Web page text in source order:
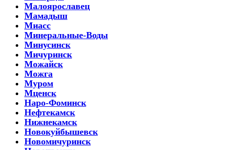
Малоярославец
Мамадыш
Миасс
Минеральные-Воды
Минусинск
Мичуринск
Можайск
Можга
Муром
Мценск
Наро-Фоминск
Нефтекамск
Нижнекамск
Новокуйбышевск
Новомичуринск